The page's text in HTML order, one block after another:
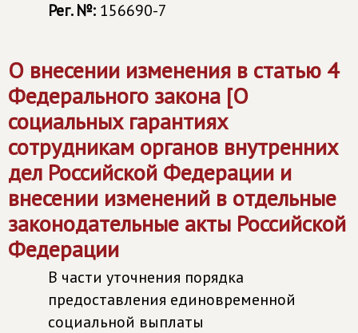
Рег. №: 156690-7
О внесении изменения в статью 4
Федерального закона [О
социальных гарантиях
сотрудникам органов внутренних
дел Российской Федерации и
внесении изменений в отдельные
законодательные акты Российской
Федерации
В части уточнения порядка
предоставления единовременной
социальной выплаты